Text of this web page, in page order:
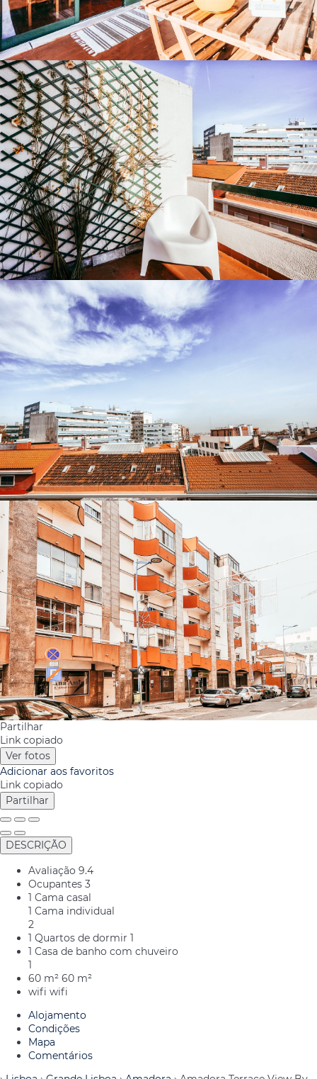
Partilhar
Link copiado
Ver fotos
Adicionar aos favoritos
Link copiado
Partilhar
DESCRIÇÃO
Avaliação 9.4
Ocupantes 3
1 Cama casal
1 Cama individual
2
1 Quartos de dormir 1
1 Casa de banho com chuveiro
1
60 m² 60 m²
wifi wifi
Alojamento
Condições
Mapa
Comentários